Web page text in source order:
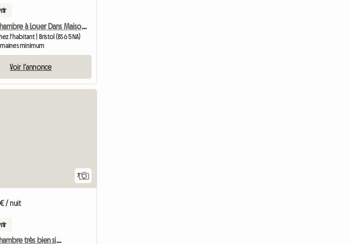
Chambre à Louer Dans Maison Partagée
l'habitant | Bristol (BS6 5NA)
minimum
Voir l'annonce
7
/ nuit
Grande chambre très bien située, dans le centre de Bristol